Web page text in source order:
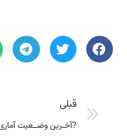
قبلی
?آخـرین وضــعیت